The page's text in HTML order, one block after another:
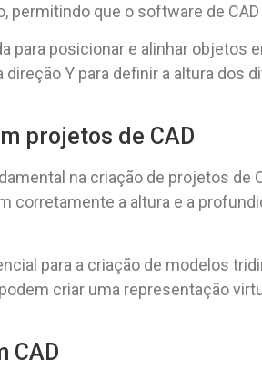
permitindo que o software de
para posicionar e alinhar objetos
Y para definir a altura dos
projetos de CAD
na criação de projetos de
a altura e a
para a criação de modelos
criar uma representação
CAD